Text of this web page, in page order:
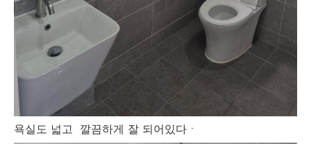
욕실도 넓고 깔끔하게 잘 되어있다ㆍ